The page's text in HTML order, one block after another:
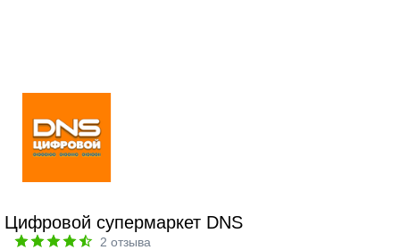
Цифровой супермаркет DNS
2 отзыва